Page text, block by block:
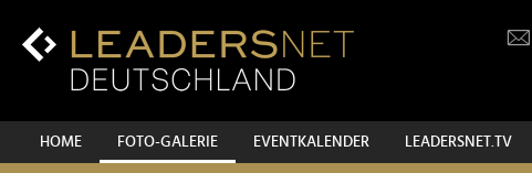
Inhalt
Hauptnavigation
HOME FOTO-GALERIE EVENTKALENDER LEADERSNET.TV